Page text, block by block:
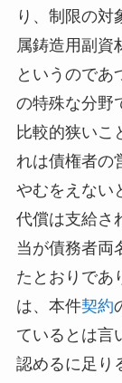
り、制限の対
属鋳造用副資
というのであ
の特殊な分野
比較的狭いこ
れは債権者の
やむをえない
代償は支給さ
当が債務者両
たとおりであ
は、本件契約
ているとは言
認めるに足り